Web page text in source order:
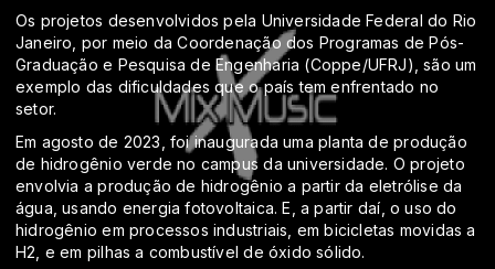
Os projetos desenvolvidos pela Universidade Federal do Rio
Janeiro, por meio da Coordenação dos Programas de Pós-
Graduação e Pesquisa de Engenharia (Coppe/UFRJ), são um
exemplo das dificuldades que o país tem enfrentado no
setor.
Em agosto de 2023, foi inaugurada uma planta de produção
de hidrogênio verde no campus da universidade. O projeto
envolvia a produção de hidrogênio a partir da eletrólise da
água, usando energia fotovoltaica. E, a partir daí, o uso do
hidrogênio em processos industriais, em bicicletas movidas a
H2, e em pilhas a combustível de óxido sólido.